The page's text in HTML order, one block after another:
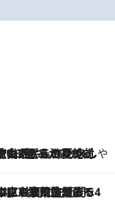
げ ひんやりスイーツで夏を満喫
んだよ」 片岡仁左衛門・市川中車ら豪華座組みで4年目の立川立飛歌舞伎へ